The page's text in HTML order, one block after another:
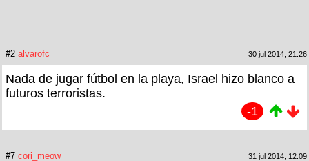
#2 alvarofc 30 jul 2014, 21:26
Nada de jugar fútbol en la playa, Israel hizo blanco a
futuros terroristas.
-1
#7 cori_meow 31 jul 2014, 12:09